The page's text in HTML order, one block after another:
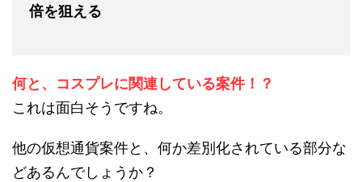
倍を狙える
何と、コスプレに関連している案件！？
これは面白そうですね。
他の仮想通貨案件と、何か差別化されている部分な
どあるんでしょうか？